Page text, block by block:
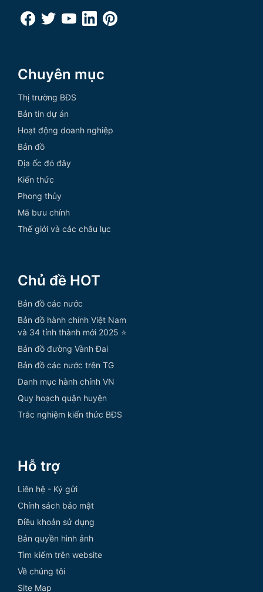
Chuyên mục
Thị trường BĐS
Bản tin dự án
Hoạt động doanh nghiệp
Bản đồ
Địa ốc đó đây
Kiến thức
Phong thủy
Mã bưu chính
Thế giới và các châu lục
Chủ đề HOT
Bản đồ các nước
Bản đồ hành chính Việt Nam
và 34 tỉnh thành mới 2025 ⭐
Bản đồ đường Vành Đai
Bản đồ các nước trên TG
Danh mục hành chính VN
Quy hoạch quận huyện
Trắc nghiệm kiến thức BĐS
Hỗ trợ
Liên hệ - Ký gửi
Chính sách bảo mật
Điều khoản sử dụng
Bản quyền hình ảnh
Tìm kiếm trên website
Về chúng tôi
Site Map